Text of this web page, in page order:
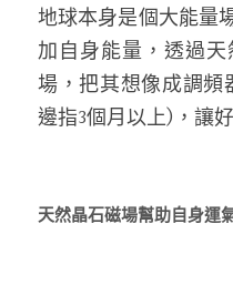
地球本身是個大能量
加自身能量，透過
場，把其想像成調
邊指3個月以上)，讓
天然晶石磁場幫助自身運